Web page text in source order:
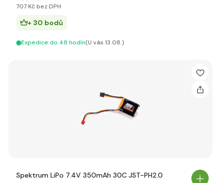
707 Kč bez DPH
+ 30 bodů
Expedice do 48 hodín(U vás 13.08.)
Spektrum LiPo 7.4V 350mAh 30C JST-PH2.0